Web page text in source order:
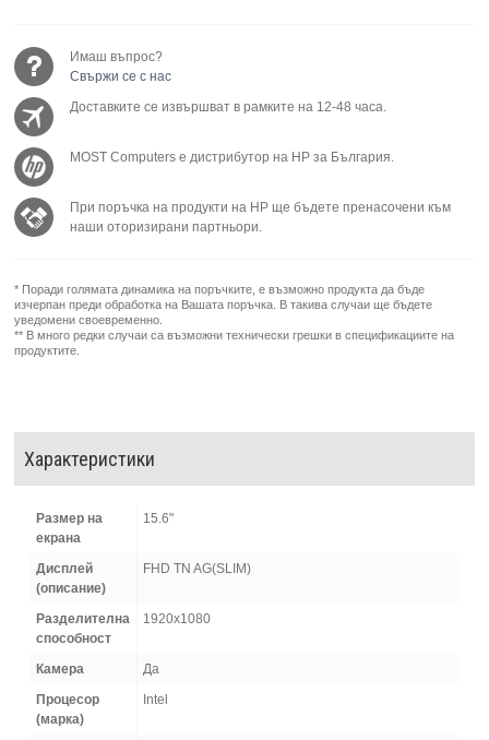
Имаш въпрос?
Свържи се с нас
Доставките се извършват в рамките на 12-48 часа.
MOST Computers е дистрибутор на HP за България.
При поръчка на продукти на HP ще бъдете пренасочени към
наши оторизирани партньори.
* Поради голямата динамика на поръчките, е възможно продукта да бъде
изчерпан преди обработка на Вашата поръчка. В такива случаи ще бъдете
уведомени своевременно.
** В много редки случаи са възможни технически грешки в спецификациите на
продуктите.
Характеристики
Размер на
екрана
15.6"
Дисплей
(описание)
FHD TN AG(SLIM)
Разделителна
способност
1920x1080
Камера
Да
Процесор
(марка)
Intel